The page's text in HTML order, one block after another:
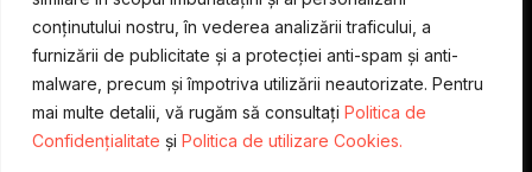
conținutului nostru, în vederea analizării traficului, a
furnizării de publicitate și a protecției anti-spam și anti-
malware, precum și împotriva utilizării neautorizate. Pentru
mai multe detalii, vă rugăm să consultați Politica de
Confidențialitate și Politica de utilizare Cookies.